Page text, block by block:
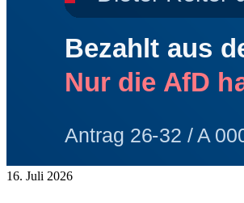
16. Juli 2026